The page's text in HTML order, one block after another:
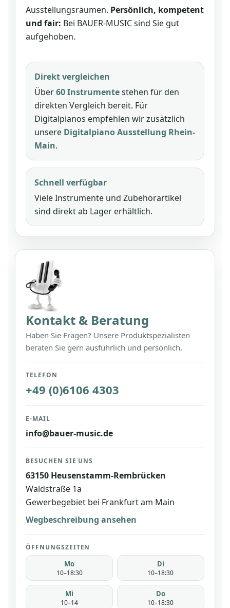
Ausstellungsräumen. Persönlich, kompetent
und fair: Bei BAUER-MUSIC sind Sie gut
aufgehoben.
Direkt vergleichen
Über60 Instrumentestehen für den
direkten Vergleich bereit. Für
Digitalpianos empfehlen wir zusätzlich
unsere Digitalpiano Ausstellung Rhein-
Main.
Schnell verfügbar
Viele Instrumente und Zubehörartikel
sind direkt ab Lager erhältlich.
Kontakt & Beratung
Haben Sie Fragen? Unsere Produktspezialisten
beraten Sie gern ausführlich und persönlich.
TELEFON
+49 (0)6106 4303
E-MAIL
info@bauer-music.de
BESUCHEN SIE UNS
63150 Heusenstamm-Rembrücken
Waldstraße 1a
Gewerbegebiet bei Frankfurt am Main
Wegbeschreibung ansehen
ÖFFNUNGSZEITEN
Mo
10–18:30
Di
10–18:30
Mi
10–14
Do
10–18:30